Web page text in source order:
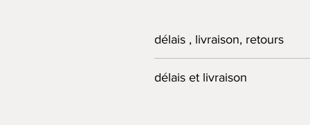
délais , livraison, retours
72 heures. S'il est nécessaire
délais et livraison